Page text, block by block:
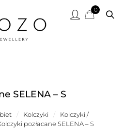
0
SELENA – S
/ Kolczyki /
Kolczyki /
pozłacane SELENA – S